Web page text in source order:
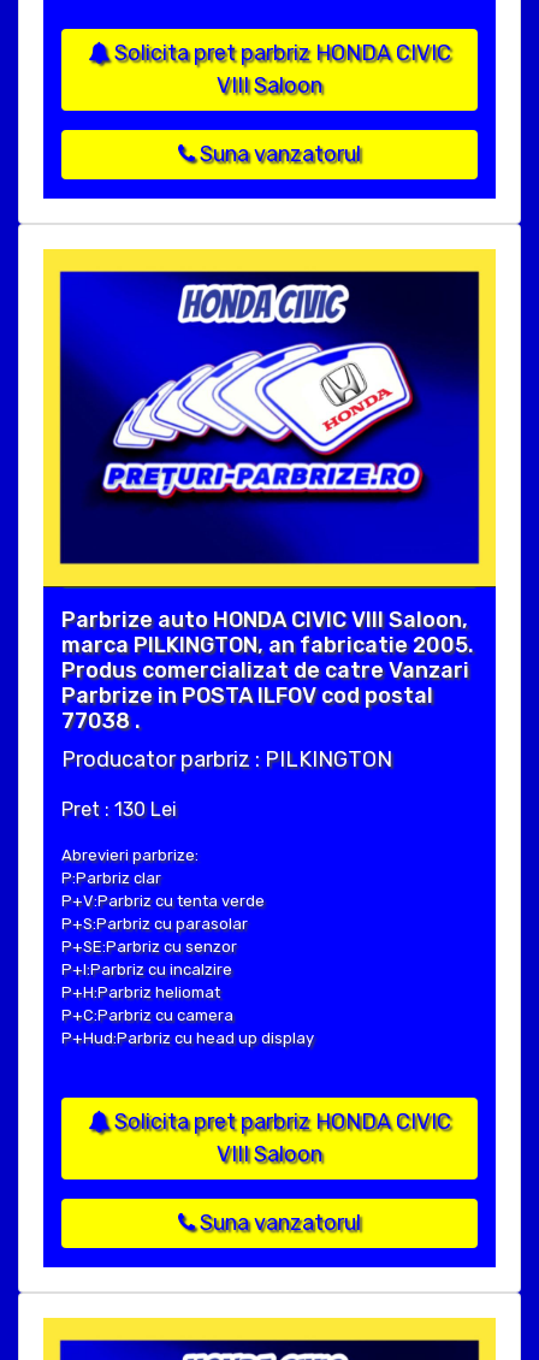
Solicita pret parbriz HONDA CIVIC
VIII Saloon
Suna vanzatorul
Parbrize auto HONDA CIVIC VIII Saloon,
marca PILKINGTON, an fabricatie 2005.
Produs comercializat de catre Vanzari
Parbrize in POSTA ILFOV cod postal
77038 .
Producator parbriz : PILKINGTON
Pret : 130 Lei
Abrevieri parbrize:
P:Parbriz clar
P+V:Parbriz cu tenta verde
P+S:Parbriz cu parasolar
P+SE:Parbriz cu senzor
P+I:Parbriz cu incalzire
P+H:Parbriz heliomat
P+C:Parbriz cu camera
P+Hud:Parbriz cu head up display
Solicita pret parbriz HONDA CIVIC
VIII Saloon
Suna vanzatorul